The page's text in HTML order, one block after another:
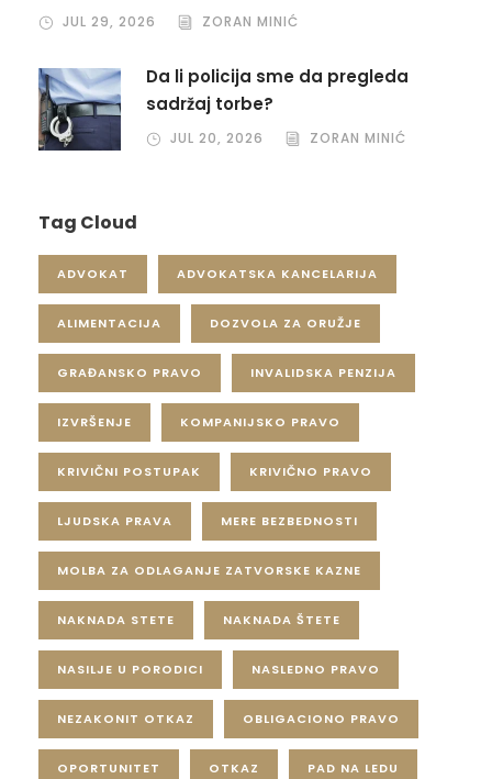
JUL 29, 2026 ZORAN MINIĆ
Da li policija sme da pregleda
sadržaj torbe?
JUL 20, 2026 ZORAN MINIĆ
Tag Cloud
ADVOKAT ADVOKATSKA KANCELARIJA
ALIMENTACIJA DOZVOLA ZA ORUŽJE
GRAĐANSKO PRAVO INVALIDSKA PENZIJA
IZVRŠENJE KOMPANIJSKO PRAVO
KRIVIČNI POSTUPAK KRIVIČNO PRAVO
LJUDSKA PRAVA MERE BEZBEDNOSTI
MOLBA ZA ODLAGANJE ZATVORSKE KAZNE
NAKNADA STETE NAKNADA ŠTETE
NASILJE U PORODICI NASLEDNO PRAVO
NEZAKONIT OTKAZ OBLIGACIONO PRAVO
OPORTUNITET OTKAZ PAD NA LEDU